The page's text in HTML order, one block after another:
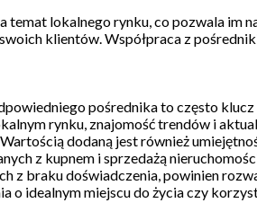
temat lokalnego rynku, co pozwala
klientów. Współpraca z
pośrednika to często
rynku, znajomość trendów i
dodaną jest również
z kupnem i sprzedażą
z braku doświadczenia, powinien
o idealnym miejscu do życia czy